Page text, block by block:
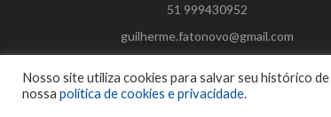
51 999430952
guilherme.fatonovo@gmail.com
Facebook
Instagram
Twitter
Nosso site utiliza cookies para salvar seu histórico
nossa política de cookies e privacidade.